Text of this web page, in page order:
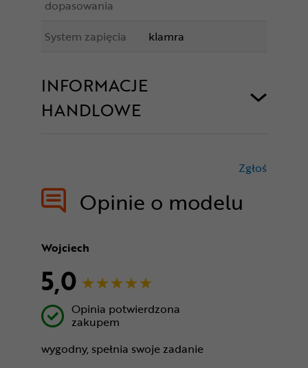
dopasowania
System zapięcia klamra
INFORMACJE
HANDLOWE
Opinie o modelu
Zgłoś
Wojciech
5,0
Opinia potwierdzona
zakupem
wygodny, spełnia swoje zadanie